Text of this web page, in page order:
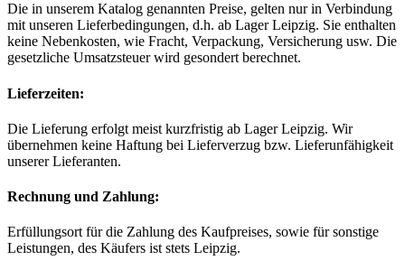
Die in unserem Katalog genannten Preise, gelten nur in Verbindung
mit unseren Lieferbedingungen, d.h. ab Lager Leipzig. Sie enthalten
keine Nebenkosten, wie Fracht, Verpackung, Versicherung usw. Die
gesetzliche Umsatzsteuer wird gesondert berechnet.
Lieferzeiten:
Die Lieferung erfolgt meist kurzfristig ab Lager Leipzig. Wir
übernehmen keine Haftung bei Lieferverzug bzw. Lieferunfähigkeit
unserer Lieferanten.
Rechnung und Zahlung:
Erfüllungsort für die Zahlung des Kaufpreises, sowie für sonstige
Leistungen, des Käufers ist stets Leipzig.